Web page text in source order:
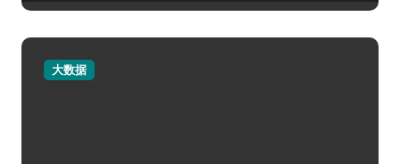
大数据